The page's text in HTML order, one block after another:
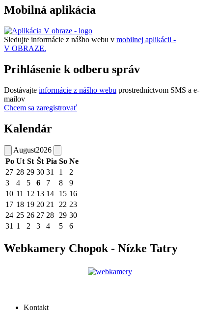
Mobilná aplikácia
Sledujte informácie z nášho webu v mobilnej aplikácii -
V OBRAZE.
Prihlásenie k odberu správ
Dostávajte informácie z nášho webu prostredníctvom SMS a e-
mailov
Chcem sa zaregistrovať
Kalendár
August2026
Po Ut St Št Pia So Ne
27 28 29 30 31 1
2
3
4 5 6 7 8
9
10 11 12 13 14 15 16
17 18 19 20 21 22 23
24 25 26 27 28 29 30
31 1 2 3 4 5 6
Webkamery Chopok - Nízke Tatry
Kontakt